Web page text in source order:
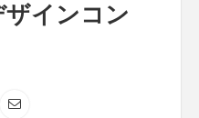
インコン